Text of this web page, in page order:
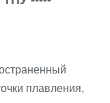
плавления,